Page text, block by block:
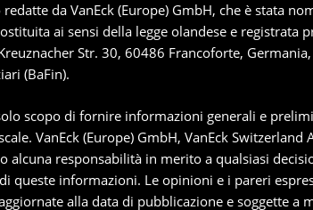
da VanEck (Europe) GmbH, che è stata
ai sensi della legge olandese e registrata
Str. 30, 60486 Francoforte,
(BaFin).
scopo di fornire informazioni generali e
VanEck (Europe) GmbH, VanEck
alcuna responsabilità in merito a qualsiasi
queste informazioni. Le opinioni e i pareri
alla data di pubblicazione e soggette